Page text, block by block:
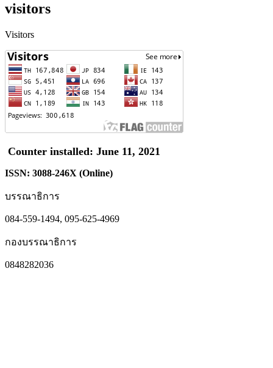
visitors
Visitors
Counter installed: June 11, 2021
ISSN: 3088-246X (Online)
บรรณาธิการ
084-559-1494, 095-625-4969
กองบรรณาธิการ
0848282036